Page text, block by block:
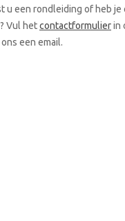
u een rondleiding of heb je
Vul hetcontactformulierin
een email.